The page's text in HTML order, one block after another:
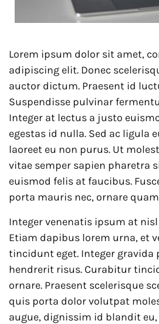
Lorem ipsum dolor sit amet,
adipiscing elit. Donec
auctor dictum. Praesent id
Suspendisse pulvinar
Integer at lectus a justo
egestas id nulla. Sed ac ligula
laoreet eu non purus. Ut
vitae semper sapien pharetra
euismod felis at faucibus.
porta mauris nec, ornare
Integer venenatis ipsum at
Etiam dapibus lorem urna, et
tincidunt eget. Integer gravida
hendrerit risus. Curabitur
ornare. Praesent scelerisque
quis porta dolor volutpat
augue, dignissim id blandit